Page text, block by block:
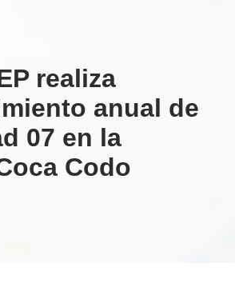
realiza
anual de
07 en la
Codo